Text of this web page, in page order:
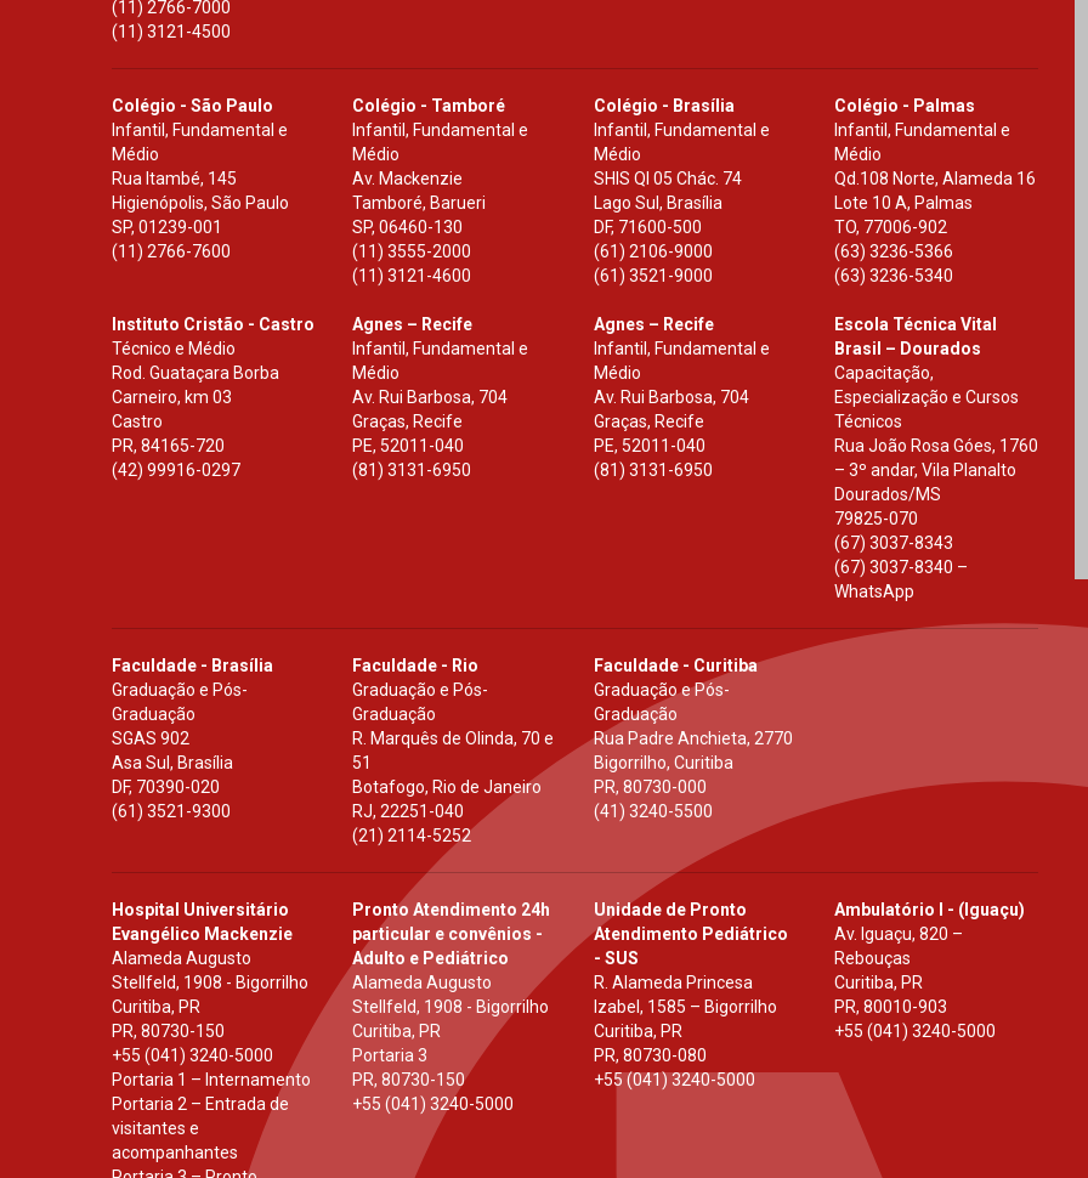
(11) 2766-7000
(11) 3121-4500
Colégio - São Paulo
Infantil, Fundamental e
Médio
Rua Itambé, 145
Higienópolis, São Paulo
SP, 01239-001
(11) 2766-7600
Colégio - Tamboré
Infantil, Fundamental e
Médio
Av. Mackenzie
Tamboré, Barueri
SP,06460-130
(11) 3555-2000
(11) 3121-4600
Colégio - Brasília
Infantil, Fundamental e
Médio
SHIS Ql 05 Chác. 74
Lago Sul, Brasília
DF, 71600-500
(61) 2106-9000
(61) 3521-9000
Colégio - Palmas
Infantil, Fundamental e
Médio
Qd.108 Norte, Alameda 16
Lote 10 A, Palmas
TO, 77006-902
(63) 3236-5366
(63) 3236-5340
Instituto Cristão - Castro
Técnico e Médio
Rod. Guataçara Borba
Carneiro, km 03
Castro
PR, 84165-720
(42) 99916-0297
Agnes – Recife
Infantil, Fundamental e
Médio
Av. Rui Barbosa, 704
Graças, Recife
PE, 52011-040
(81) 3131-6950
Agnes – Recife
Infantil, Fundamental e
Médio
Av. Rui Barbosa, 704
Graças, Recife
PE, 52011-040
(81) 3131-6950
Escola Técnica Vital
Brasil – Dourados
Capacitação,
Especialização e Cursos
Técnicos
Rua João Rosa Góes, 1760
– 3º andar, Vila Planalto
Dourados/MS
79825-070
(67) 3037-8343
(67) 3037-8340 –
WhatsApp
Faculdade - Brasília
Graduação e Pós-
Graduação
SGAS 902
Asa Sul, Brasília
DF, 70390-020
(61) 3521-9300
Faculdade - Rio
Graduação e Pós-
Graduação
R. Marquês de Olinda, 70 e
51
Botafogo, Rio de Janeiro
RJ,22251-040
(21) 2114-5252
Faculdade - Curitiba
Graduação e Pós-
Graduação
Rua Padre Anchieta, 2770
Bigorrilho, Curitiba
PR, 80730-000
(41) 3240-5500
Hospital Universitário
Evangélico Mackenzie
Alameda Augusto
Stellfeld, 1908 - Bigorrilho
Curitiba, PR
PR, 80730-150
+55 (041) 3240-5000
Portaria 1 – Internamento
Portaria 2 – Entrada de
visitantes e
acompanhantes
Pronto Atendimento 24h
particular e convênios -
Adulto e Pediátrico
Alameda Augusto
Stellfeld, 1908 - Bigorrilho
Curitiba, PR
Portaria 3
PR,80730-150
+55 (041) 3240-5000
Unidade de Pronto
Atendimento Pediátrico
- SUS
R. Alameda Princesa
Izabel, 1585 – Bigorrilho
Curitiba, PR
PR, 80730-080
+55 (041) 3240-5000
Ambulatório I - (Iguaçu)
Av. Iguaçu, 820 –
Rebouças
Curitiba, PR
PR, 80010-903
+55 (041) 3240-5000